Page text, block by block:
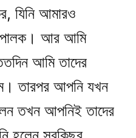
যিনি আমারও
আর আমি
আমি তাদের
তারপর আপনি যখন
তখন আপনিই তাদের